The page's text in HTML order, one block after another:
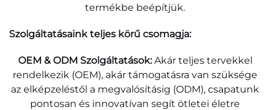
termékbe beépítjük.
Szolgáltatásaink teljes körű csomagja:
OEM & ODM Szolgáltatások:Akár teljes tervekkel
rendelkezik (OEM), akár támogatásra van szüksége
az elképzeléstől a megvalósításig (ODM), csapatunk
pontosan és innovatívan segít ötletei életre